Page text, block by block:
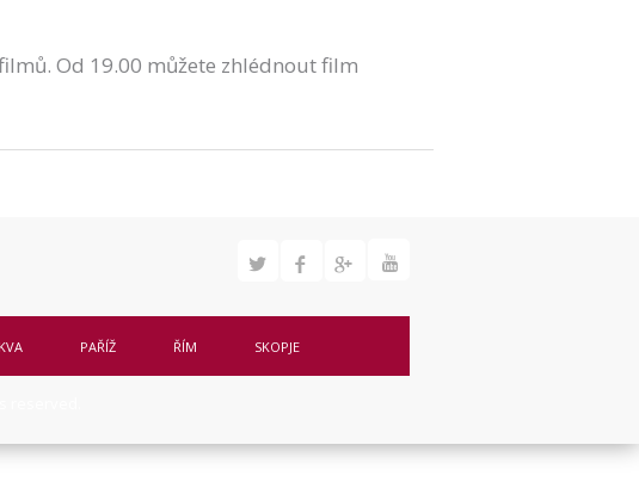
Od 19.00 můžete zhlédnout film
PAŘÍŽ ŘÍM SKOPJE